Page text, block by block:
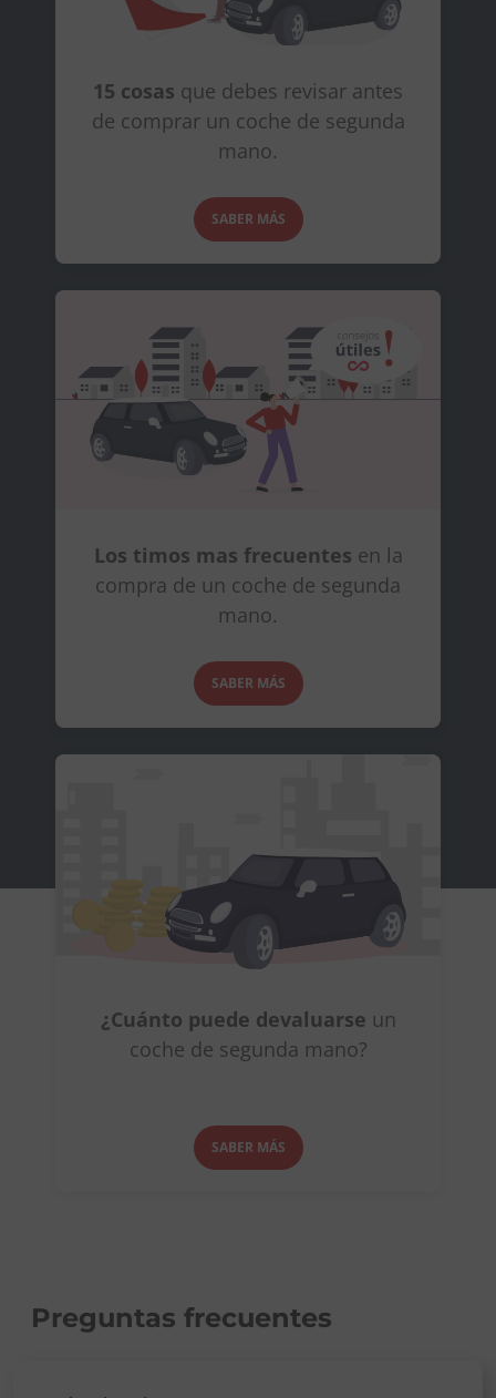
15 cosas que debes revisar antes
de comprar un coche de segunda
mano.
SABER MÁS
Los timos mas frecuentes en la
compra de un coche de segunda
mano.
SABER MÁS
¿Cuánto puede devaluarse un
coche de segunda mano?
SABER MÁS
Preguntas frecuentes